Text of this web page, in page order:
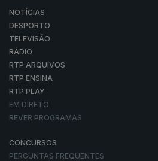
NOTÍCIAS
DESPORTO
TELEVISÃO
RÁDIO
RTP ARQUIVOS
RTP ENSINA
RTP PLAY
EM DIRETO
REVER PROGRAMAS
CONCURSOS
PERGUNTAS FREQUENTES